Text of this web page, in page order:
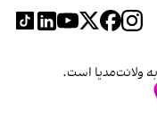
ولانت‌مدیا است.